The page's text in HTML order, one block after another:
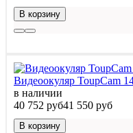
В корзину
Видеоокуляр ToupCam
в наличии
40 752 руб41 550 руб
В корзину